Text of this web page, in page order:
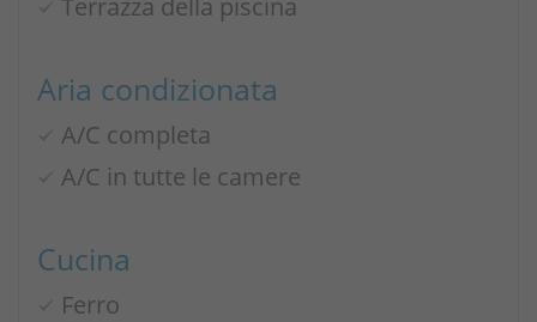
Terrazza della piscina
Aria condizionata
A/C completa
A/C in tutte le camere
Cucina
Ferro